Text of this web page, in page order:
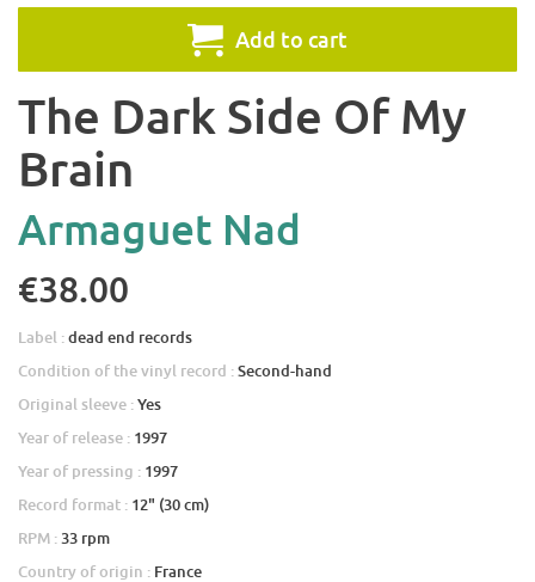
Add to cart
The Dark Side Of My
Brain
Armaguet Nad
€38.00
Label :dead end records
Condition of the vinyl record :Second-hand
Original sleeve :Yes
Year of release : 1997
Year of pressing : 1997
Record format : 12" (30 cm)
RPM : 33 rpm
Country of origin : France